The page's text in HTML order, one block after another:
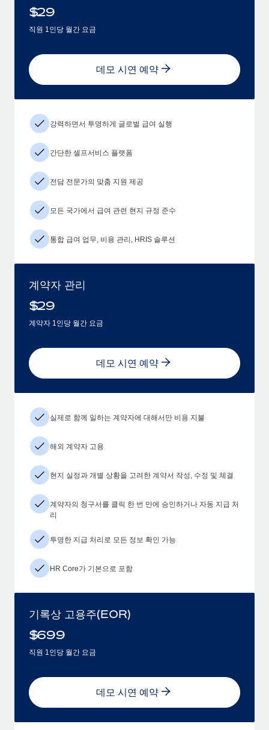
$29
직원 1인당 월간 요금
데모 시연 예약
강력하면서 투명하게 글로벌 급여 실행
간단한 셀프서비스 플랫폼
전담 전문가의 맞춤 지원 제공
모든 국가에서 급여 관련 현지 규정 준수
통합 급여 업무, 비용 관리, HRIS 솔루션
계약자 관리
$29
계약자 1인당 월간 요금
데모 시연 예약
실제로 함께 일하는 계약자에 대해서만 비용 지불
해외 계약자 고용
현지 실정과 개별 상황을 고려한 계약서 작성, 수정 및 체결
계약자의 청구서를 클릭 한 번 만에 승인하거나 자동 지급 처
리
투명한 지급 처리로 모든 정보 확인 가능
HR Core가 기본으로 포함
기록상 고용주(EOR)
$699
직원 1인당 월간 요금
데모 시연 예약